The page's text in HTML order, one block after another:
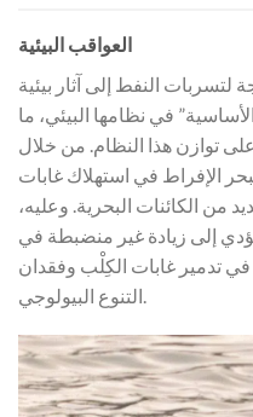
العواقب البيئية
لتسربات النفط إلى آثار بيئية
في نظامها البيئي، ما
توازن هذا النظام. من خلال
الإفراط في استهلاك غابات
من الكائنات البحرية. وعليه،
إلى زيادة غير منضبطة في
في تدمير غابات الكِلْب وفقدان